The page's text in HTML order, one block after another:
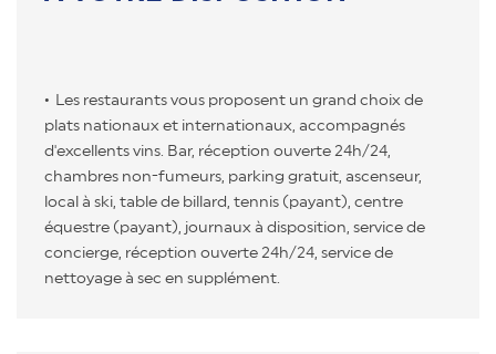
Les restaurants vous proposent un grand choix de
plats nationaux et internationaux, accompagnés
d'excellents vins. Bar, réception ouverte 24h/24,
chambres non-fumeurs, parking gratuit, ascenseur,
local à ski, table de billard, tennis (payant), centre
équestre (payant), journaux à disposition, service de
concierge, réception ouverte 24h/24, service de
nettoyage à sec en supplément.